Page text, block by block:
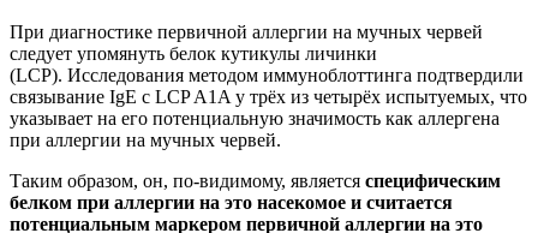
При диагностике первичной аллергии на мучных червей
следует упомянуть белок кутикулы личинки
(LCP). Исследования методом иммуноблоттинга подтвердили
связывание IgE с LCP A1A у трёх из четырёх испытуемых, что
указывает на его потенциальную значимость как аллергена
при аллергии на мучных червей.
Таким образом, он, по-видимому, является специфическим
белком при аллергии на это насекомое и считается
потенциальным маркером первичной аллергии на это